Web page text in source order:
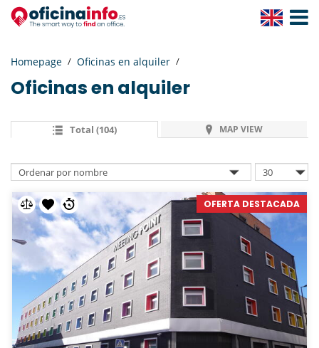
Toggle
Homepage Oficinas en alquiler
Oficinas en alquiler
Total (104) MAP VIEW
OFERTA DESTACADA